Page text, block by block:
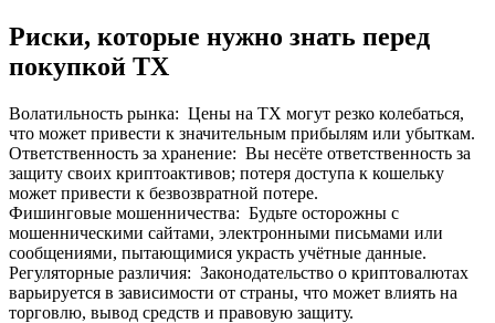
Риски, которые нужно знать перед
покупкой TX
Волатильность рынка: Цены на TX могут резко колебаться,
что может привести к значительным прибылям или убыткам.
Ответственность за хранение: Вы несёте ответственность за
защиту своих криптоактивов; потеря доступа к кошельку
может привести к безвозвратной потере.
Фишинговые мошенничества: Будьте осторожны с
мошенническими сайтами, электронными письмами или
сообщениями, пытающимися украсть учётные данные.
Регуляторные различия: Законодательство о криптовалютах
варьируется в зависимости от страны, что может влиять на
торговлю, вывод средств и правовую защиту.